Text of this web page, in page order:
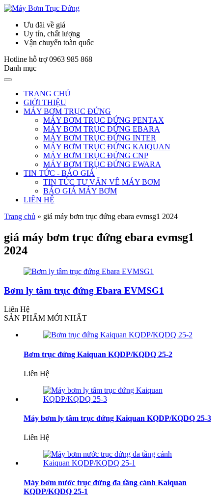
Ưu đãi về giá
Uy tín, chất lượng
Vận chuyển toàn quốc
Hotline hỗ trợ 0963 985 868
Danh mục
TRANG CHỦ
GIỚI THIỆU
MÁY BƠM TRỤC ĐỨNG
MÁY BƠM TRỤC ĐỨNG PENTAX
MÁY BƠM TRỤC ĐỨNG EBARA
MÁY BƠM TRỤC ĐỨNG INTER
MÁY BƠM TRỤC ĐỨNG KAIQUAN
MÁY BƠM TRỤC ĐỨNG CNP
MÁY BƠM TRỤC ĐỨNG EWARA
TIN TỨC - BÁO GIÁ
TIN TỨC TƯ VẤN VỀ MÁY BƠM
BÁO GIÁ MÁY BƠM
LIÊN HỆ
Trang chủ » giá máy bơm trục đứng ebara evmsg1 2024
giá máy bơm trục đứng ebara evmsg1
2024
Bơm ly tâm trục đứng Ebara EVMSG1
Liên Hệ
SẢN PHẨM MỚI NHẤT
Bơm trục đứng Kaiquan KQDP/KQDQ 25-2
Liên Hệ
Máy bơm ly tâm trục đứng Kaiquan KQDP/KQDQ 25-3
Liên Hệ
Máy bơm nước trục đứng đa tầng cánh Kaiquan
KQDP/KQDQ 25-1